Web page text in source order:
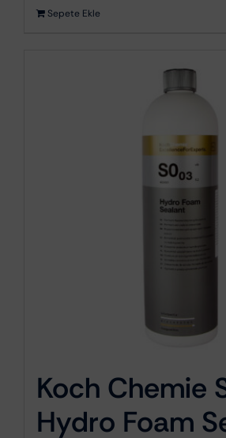
Sepete Ekle
Koch Chemie
Hydro Foam